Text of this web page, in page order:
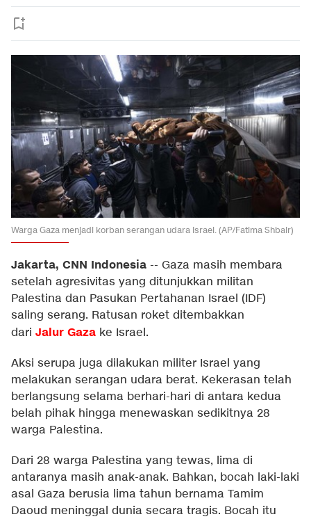
Warga Gaza menjadi korban serangan udara Israel. (AP/Fatima Shbair)
Jakarta, CNN Indonesia -- Gaza masih membara
setelah agresivitas yang ditunjukkan militan
Palestina dan Pasukan Pertahanan Israel (IDF)
saling serang. Ratusan roket ditembakkan
dari Jalur Gaza ke Israel.
Aksi serupa juga dilakukan militer Israel yang
melakukan serangan udara berat. Kekerasan telah
berlangsung selama berhari-hari di antara kedua
belah pihak hingga menewaskan sedikitnya 28
warga Palestina.
Dari 28 warga Palestina yang tewas, lima di
antaranya masih anak-anak. Bahkan, bocah laki-laki
asal Gaza berusia lima tahun bernama Tamim
Daoud meninggal dunia secara tragis. Bocah itu